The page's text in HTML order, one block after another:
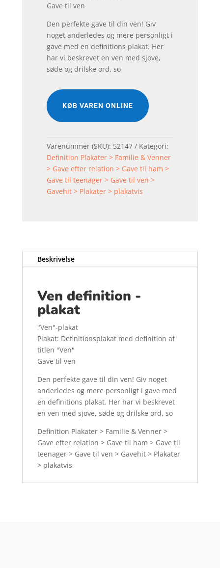
Gave til ven
Den perfekte gave til din ven! Giv
noget anderledes og mere personligt i
gave med en definitions plakat. Her
har vi beskrevet en ven med sjove,
søde og drilske ord, so
KØB VAREN ONLINE
Varenummer (SKU): 52147
Kategori:
Definition Plakater > Familie & Venner
> Gave efter relation > Gave til ham >
Gave til teenager > Gave til ven >
Gavehit > Plakater > plakatvis
Beskrivelse
Ven definition -
plakat
"Ven"-plakat
Plakat: Definitionsplakat med definition af
titlen "Ven"
Gave til ven
Den perfekte gave til din ven! Giv noget
anderledes og mere personligt i gave med
en definitions plakat. Her har vi beskrevet
en ven med sjove, søde og drilske ord, so
Definition Plakater > Familie & Venner >
Gave efter relation > Gave til ham > Gave til
teenager > Gave til ven > Gavehit > Plakater
> plakatvis